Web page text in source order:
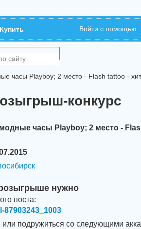
Купить Войти с помощью
часы Playboy; 2 место - Flash tattoo -
конкурс
часы Playboy; 2 место -
нужно
поста:
87903243_1003
или подружиться со следующими